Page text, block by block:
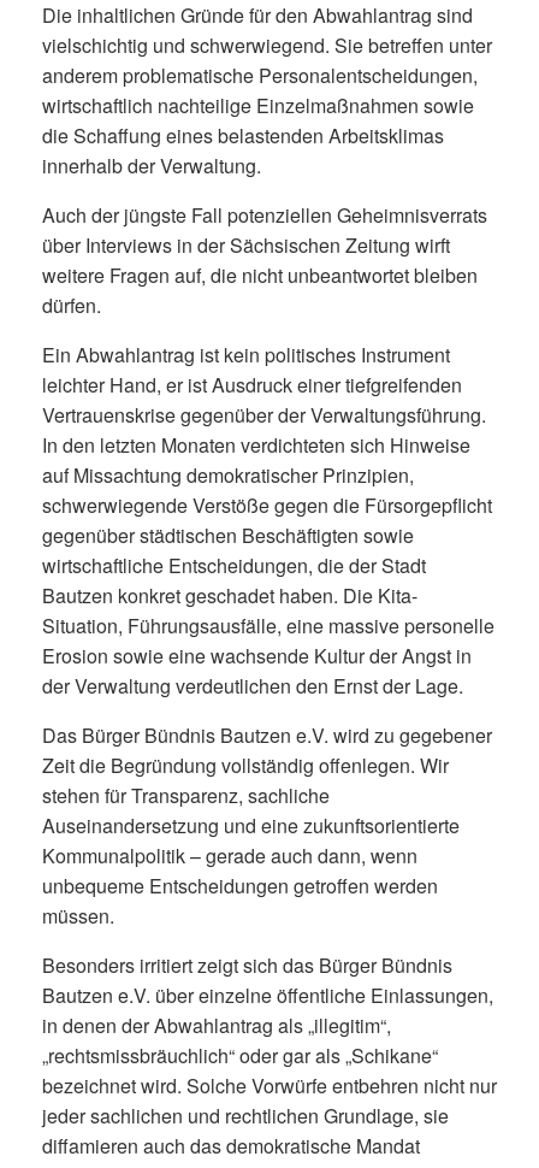
Die inhaltlichen Gründe für den Abwahlantrag sind
vielschichtig und schwerwiegend. Sie betreffen unter
anderem problematische Personalentscheidungen,
wirtschaftlich nachteilige Einzelmaßnahmen sowie
die Schaffung eines belastenden Arbeitsklimas
innerhalb der Verwaltung.
Auch der jüngste Fall potenziellen Geheimnisverrats
über Interviews in der Sächsischen Zeitung wirft
weitere Fragen auf, die nicht unbeantwortet bleiben
dürfen.
Ein Abwahlantrag ist kein politisches Instrument
leichter Hand, er ist Ausdruck einer tiefgreifenden
Vertrauenskrise gegenüber der Verwaltungsführung.
In den letzten Monaten verdichteten sich Hinweise
auf Missachtung demokratischer Prinzipien,
schwerwiegende Verstöße gegen die Fürsorgepflicht
gegenüber städtischen Beschäftigten sowie
wirtschaftliche Entscheidungen, die der Stadt
Bautzen konkret geschadet haben. Die Kita-
Situation, Führungsausfälle, eine massive personelle
Erosion sowie eine wachsende Kultur der Angst in
der Verwaltung verdeutlichen den Ernst der Lage.
Das Bürger Bündnis Bautzen e.V. wird zu gegebener
Zeit die Begründung vollständig offenlegen. Wir
stehen für Transparenz, sachliche
Auseinandersetzung und eine zukunftsorientierte
Kommunalpolitik – gerade auch dann, wenn
unbequeme Entscheidungen getroffen werden
müssen.
Besonders irritiert zeigt sich das Bürger Bündnis
Bautzen e.V. über einzelne öffentliche Einlassungen,
in denen der Abwahlantrag als „illegitim“,
„rechtsmissbräuchlich“ oder gar als „Schikane“
bezeichnet wird. Solche Vorwürfe entbehren nicht nur
jeder sachlichen und rechtlichen Grundlage, sie
diffamieren auch das demokratische Mandat